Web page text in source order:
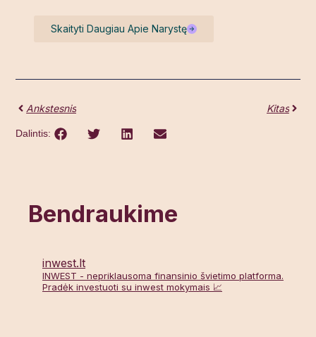
Skaityti Daugiau Apie Narystę
Ankstesnis Kitas
Dalintis:
Bendraukime
inwest.lt
INWEST - nepriklausoma finansinio švietimo platforma.
Pradėk investuoti su inwest mokymais 📈